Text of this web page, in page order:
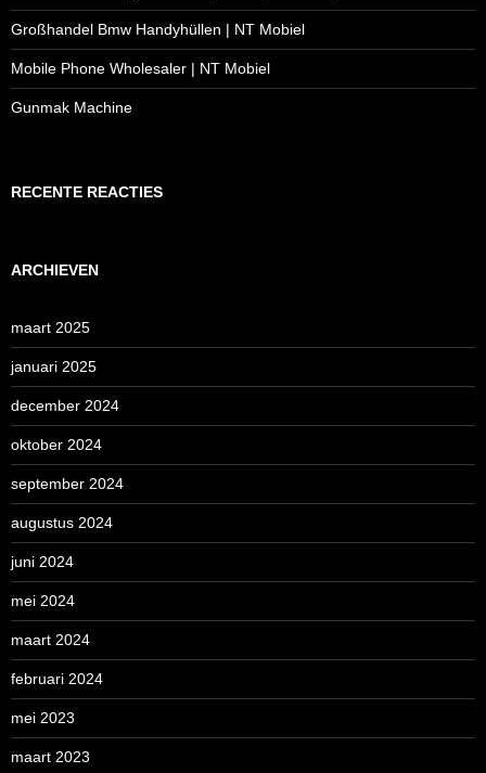
Großhandel Bmw Handyhüllen | NT Mobiel
Mobile Phone Wholesaler | NT Mobiel
Gunmak Machine
RECENTE REACTIES
ARCHIEVEN
maart 2025
januari 2025
december 2024
oktober 2024
september 2024
augustus 2024
juni 2024
mei 2024
maart 2024
februari 2024
mei 2023
maart 2023